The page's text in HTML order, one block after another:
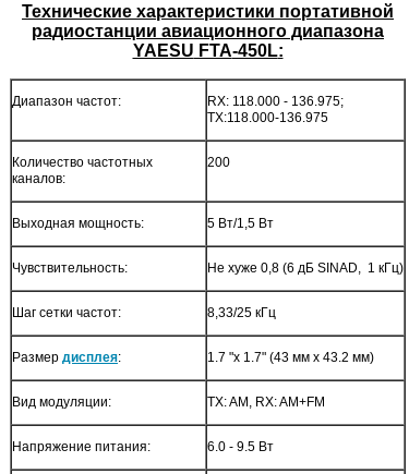
Технические характеристики портативной
радиостанции авиационного диапазона
YAESU FTA-450L:
Диапазон частот:
RX: 118.000 - 136.975;
TX:118.000-136.975
Количество частотных
каналов:
200
Выходная мощность: 5 Вт/1,5 Вт
Чувствительность: Не хуже 0,8 (6 дБ SINAD, 1 кГц)
Шаг сетки частот: 8,33/25 кГц
Размер дисплея: 1.7 "х 1.7" (43 мм х 43.2 мм)
Вид модуляции: TX: AM, RX: AM+FM
Напряжение питания: 6.0 - 9.5 Вт